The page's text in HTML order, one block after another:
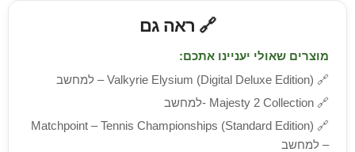
🔗 ראה גם
מוצרים שאולי יעניינו אתכם:
🔗 Valkyrie Elysium (Digital Deluxe Edition) – למחשב
🔗 Majesty 2 Collection -למחשב
🔗
Matchpoint – Tennis Championships (Standard Edition)
– למחשב